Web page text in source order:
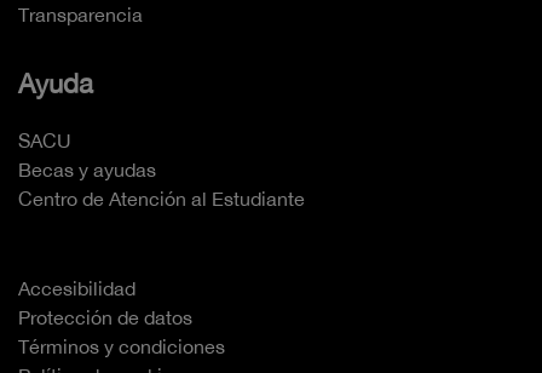
Transparencia
Ayuda
SACU
Becas y ayudas
Centro de Atención al Estudiante
Accesibilidad
Protección de datos
Términos y condiciones